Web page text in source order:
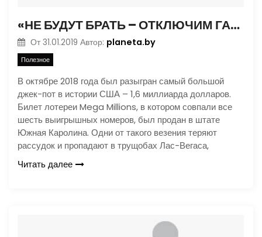
«НЕ БУДУТ БРАТЬ – ОТКЛЮЧИМ ГАЗ»: ЛОТЕРЕИ
От 31.01.2019 Автор: planeta.by
Полезное
В октябре 2018 года был разыгран самый большой
джек-пот в истории США – 1,6 миллиарда долларов.
Билет лотереи Mega Millions, в котором совпали все
шесть выигрышных номеров, был продан в штате
Южная Каролина. Одни от такого везения теряют
рассудок и пропадают в трущобах Лас-Вегаса,
Читать далее